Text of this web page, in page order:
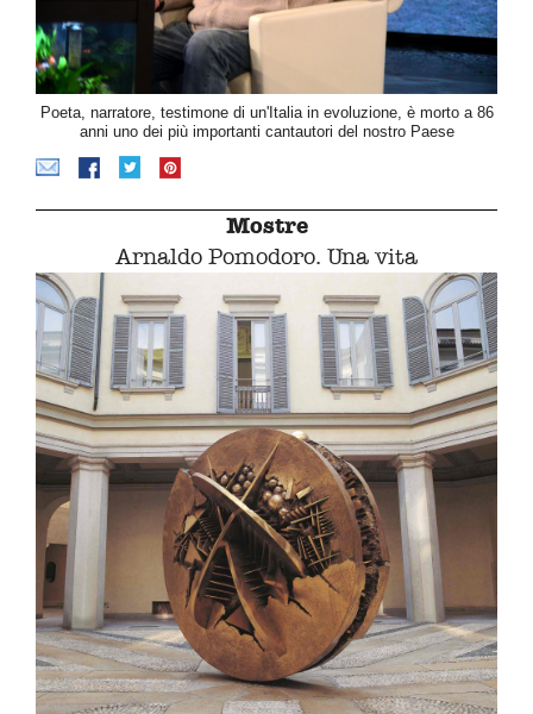
Poeta, narratore, testimone di un'Italia in evoluzione, è morto a 86
anni uno dei più importanti cantautori del nostro Paese
Mostre
Arnaldo Pomodoro. Una vita